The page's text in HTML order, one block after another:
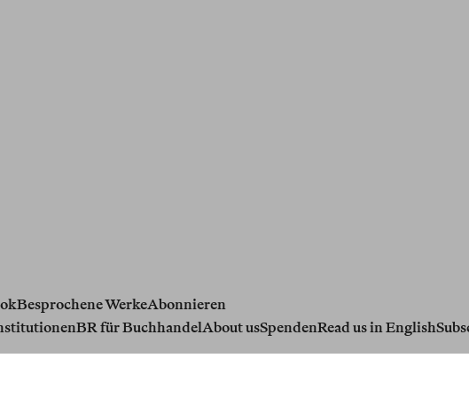
Besprochene WerkeAbonnieren
BR für BuchhandelAbout usSpendenRead us in English